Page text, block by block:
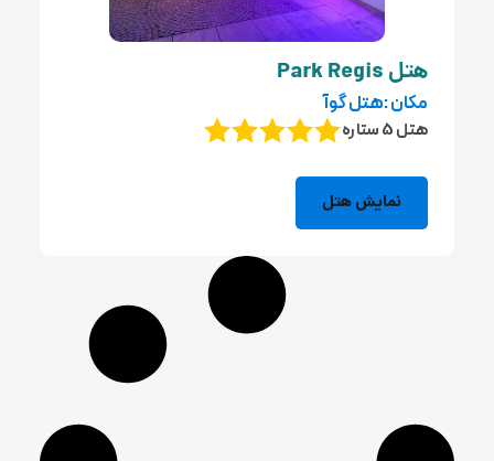
هتل Park Regis
مکان :هتل گوآ
هتل 5 ستاره
نمایش هتل